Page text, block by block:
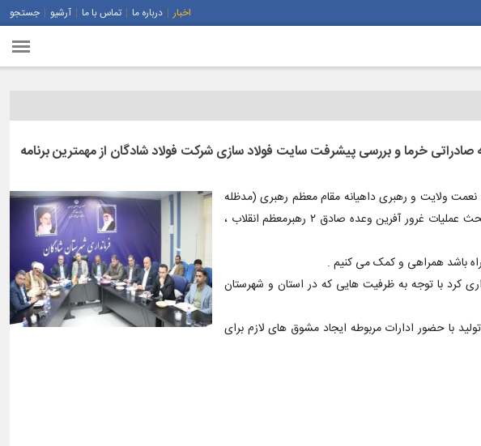
اخبار درباره ما تماس با ما آرشیو جستجو
خرما و بررسی پیشرفت سایت فولاد سازی شرکت فولاد شادگان از مهمترین برنامه
ولایت و رهبری داهیانه مقام معظم رهبری (مدظله
العالی) که دیروز از حضور ایشان در نماز جمعه از داشتن چنین رهبری مقتدر و شجاع احساس غرور کردیم که با وجود تهدیدات در بحث عملیات غرور آفرین وعده صادق ۲ رهبرمعظم انقلاب ،
باشد همراهی و کمک می کنیم .
کرد با توجه به ظرفیت هایی که در استان و شهرستان
با حضور ادارات مربوطه ایجاد مشوق های لازم برای